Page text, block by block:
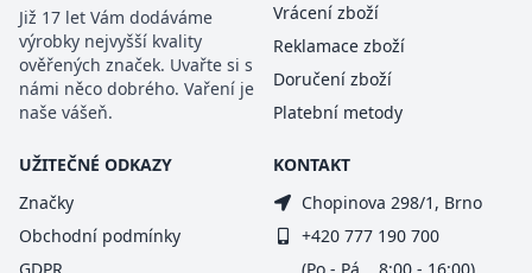
Již 17 let Vám dodáváme
výrobky nejvyšší kvality
ověřených značek. Uvařte si s
námi něco dobrého. Vaření je
naše vášeň.
Vrácení zboží
Reklamace zboží
Doručení zboží
Platební metody
UŽITEČNÉ ODKAZY
Značky
Obchodní podmínky
KONTAKT
Chopinova 298/1, Brno
+420 777 190 700